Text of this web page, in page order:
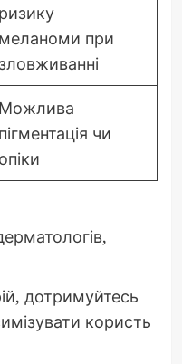
ризику
меланоми при
зловживанні
Можлива
пігментація чи
опіки
дотримуйтесь
користь